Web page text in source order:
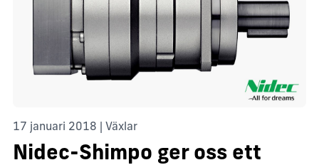
17 januari 2018 | Växlar
Nidec-Shimpo ger oss ett